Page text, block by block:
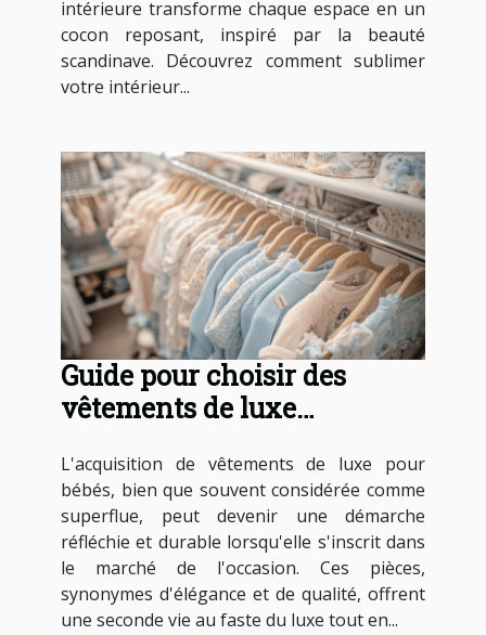
intérieure transforme chaque espace en un
cocon reposant, inspiré par la beauté
scandinave. Découvrez comment sublimer
votre intérieur...
Guide pour choisir des
vêtements de luxe
L'acquisition de vêtements de luxe pour
bébés, bien que souvent considérée comme
superflue, peut devenir une démarche
réfléchie et durable lorsqu'elle s'inscrit dans
le marché de l'occasion. Ces pièces,
synonymes d'élégance et de qualité, offrent
une seconde vie au faste du luxe tout en...